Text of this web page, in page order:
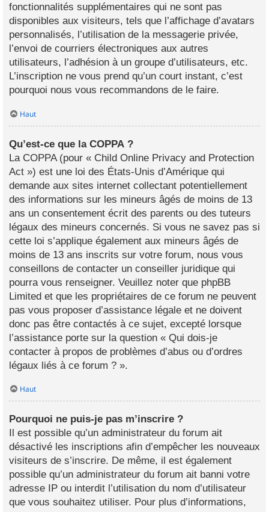
fonctionnalités supplémentaires qui ne sont pas
disponibles aux visiteurs, tels que l’affichage d’avatars
personnalisés, l’utilisation de la messagerie privée,
l’envoi de courriers électroniques aux autres
utilisateurs, l’adhésion à un groupe d’utilisateurs, etc.
L’inscription ne vous prend qu’un court instant, c’est
pourquoi nous vous recommandons de le faire.
Haut
Qu’est-ce que la COPPA ?
La COPPA (pour « Child Online Privacy and Protection
Act ») est une loi des États-Unis d’Amérique qui
demande aux sites internet collectant potentiellement
des informations sur les mineurs âgés de moins de 13
ans un consentement écrit des parents ou des tuteurs
légaux des mineurs concernés. Si vous ne savez pas si
cette loi s’applique également aux mineurs âgés de
moins de 13 ans inscrits sur votre forum, nous vous
conseillons de contacter un conseiller juridique qui
pourra vous renseigner. Veuillez noter que phpBB
Limited et que les propriétaires de ce forum ne peuvent
pas vous proposer d’assistance légale et ne doivent
donc pas être contactés à ce sujet, excepté lorsque
l’assistance porte sur la question « Qui dois-je
contacter à propos de problèmes d’abus ou d’ordres
légaux liés à ce forum ? ».
Haut
Pourquoi ne puis-je pas m’inscrire ?
Il est possible qu’un administrateur du forum ait
désactivé les inscriptions afin d’empêcher les nouveaux
visiteurs de s’inscrire. De même, il est également
possible qu’un administrateur du forum ait banni votre
adresse IP ou interdit l’utilisation du nom d’utilisateur
que vous souhaitez utiliser. Pour plus d’informations,